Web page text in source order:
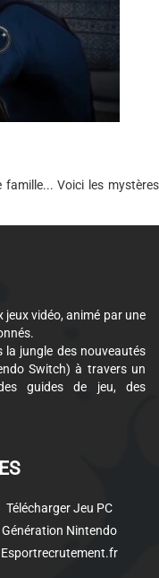
famille... Voici les mystères
jeux vidéo, animé par une
jungle des nouveautés
Switch) à travers un
guides de jeu, des
Télécharger Jeu PC
Génération Nintendo
Esportrecrutement.fr